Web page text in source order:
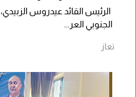
الرئيس القائد عيدروس
الجنوبي العر...
تعاز